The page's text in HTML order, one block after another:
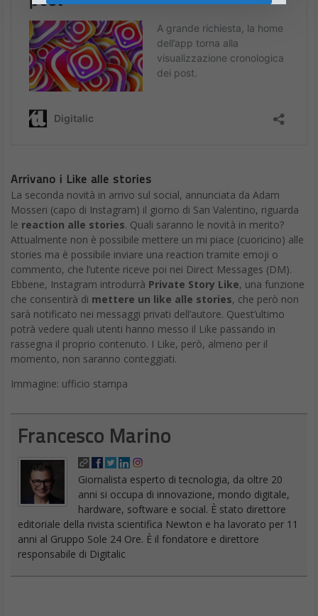
Arrivano i Like alle stories
La seconda novità in arrivo sul social, annunciata da Adam
Mosseri (capo di Instagram) il giorno di San Valentino, riguarda
le reaction alle stories. Quali saranno le novità in merito?
Attualmente non è possibile mettere un mi piace (cuoricino) alle
stories ma è possibile inviare una reaction tramite emoji o
commento, che l’utente riceve poi nei Direct Messages (DM).
Ebbene, Instagram introdurrà Private Story Like, una funzione
che consentirà di mettere un like alle stories, che però non
sarà notificato nei messaggi privati dell’autore. Quest’ultimo
potrà vedere quali utenti hanno messo il Like passando in
rassegna il proprio contenuto. I Like, però, almeno per il
momento, non saranno conteggiati.
Immagine: ufficio stampa
Francesco Marino
Giornalista esperto di tecnologia, da oltre 20
anni si occupa di innovazione, mondo digitale,
hardware, software e social. È stato direttore
editoriale della rivista scientifica Newton e ha lavorato per 11
anni al Gruppo Sole 24 Ore. È il fondatore e direttore
responsabile di Digitalic